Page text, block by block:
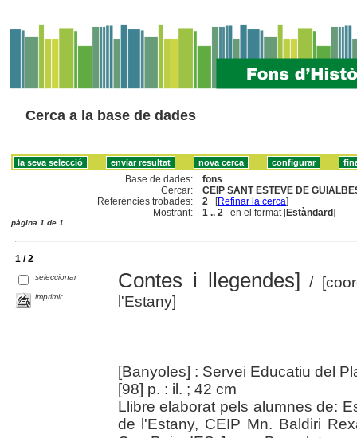
Cerca a la base de dades
Base de dades:
fons
Cercar:
CEIP SANT ESTEVE DE
Referències trobades:
2 [Refinar la cerca]
Mostrant:
1 .. 2 en el format [Estàndard]
pàgina 1 de 1
1 / 2
seleccionar
imprimir
Contes i llegendes] /
l'Estany]
[Banyoles] : Servei Educatiu del
[98] p. : il. ; 42 cm
Llibre elaborat pels alumnes de:
de l'Estany, CEIP Mn. Baldiri